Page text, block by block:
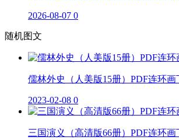
2026-08-07 0
随机图文
儒林外史（人美版15册）PDF连环画
2023-02-08 0
三国演义（高清版66册）PDF连环画